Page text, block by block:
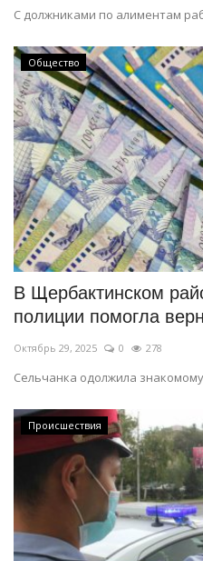
С должниками по алиментам
Общество
В Щербактинском
полиции помогла
Октябрь 29, 2025 0 278
Сельчанка одолжила
Происшествия